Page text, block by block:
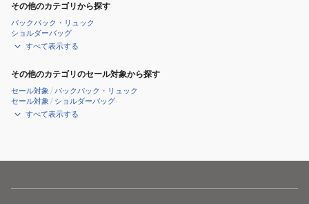
その他のカテゴリから探す
バックパック・リュック
ショルダーバッグ
すべて表示する
その他のカテゴリのセール対象から探す
セール対象 /バックパック・リュック
セール対象 / ショルダーバッグ
すべて表示する